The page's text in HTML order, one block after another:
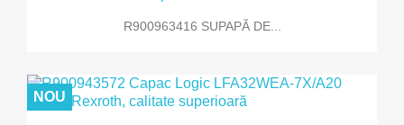
R900963416 SUPAPĂ DE...
NOU